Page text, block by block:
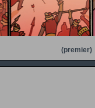
(premier)